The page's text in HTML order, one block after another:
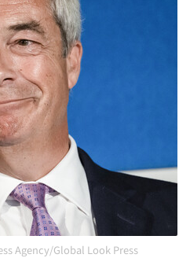
Agency/Global Look Press